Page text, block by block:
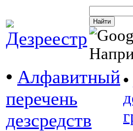
• Алфавитный
перечень
дезсредств
•